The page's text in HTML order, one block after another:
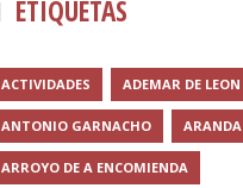
ETIQUETAS
ACTIVIDADES ADEMAR DE LEON
ANTONIO GARNACHO ARANDA
ARROYO DE A ENCOMIENDA